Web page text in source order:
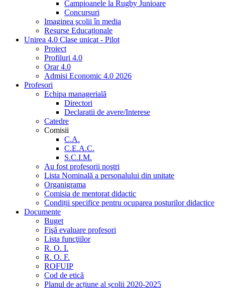
Campioanele la Rugby Junioare
Concursuri
Imaginea şcolii în media
Resurse Educaționale
Unirea 4.0 Clase unicat - Pilot
Proiect
Profiluri 4.0
Orar 4.0
Admisi Economic 4.0 2026
Profesori
Echipa managerială
Directori
Declaratii de avere/Interese
Catedre
Comisii
C.A.
C.E.A.C.
S.C.I.M.
Au fost profesorii noştri
Lista Nominală a personalului din unitate
Organigrama
Comisia de mentorat didactic
Condiții specifice pentru ocuparea posturilor didactice
Documente
Buget
Fişă evaluare profesori
Lista funcţiilor
R. O. I.
R. O. F.
ROFUIP
Cod de etică
Planul de acțiune al școlii 2020-2025